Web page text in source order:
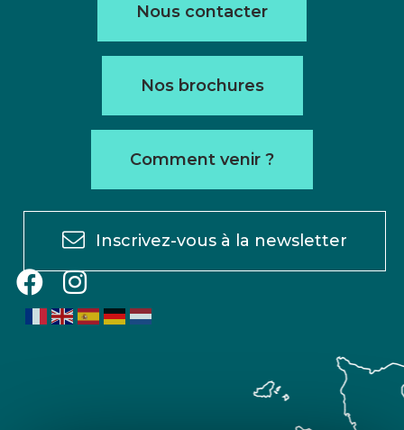
Nous contacter
Nos brochures
Comment venir ?
Inscrivez-vous à la newsletter